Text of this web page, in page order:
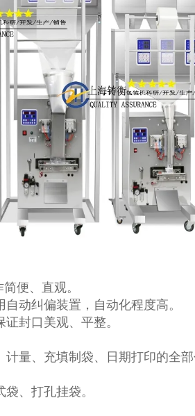
便、直观。
动纠偏装置，自动化程度高。
封口美观、平整。
量、充填制袋、日期打印的全
、打孔挂袋。